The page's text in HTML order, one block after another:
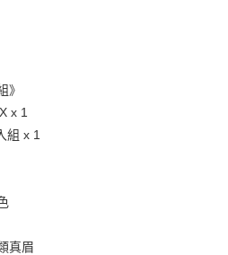
》
x 1
組 x 1
真眉